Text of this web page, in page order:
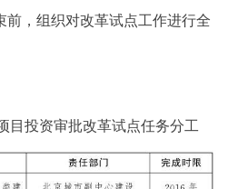
前，组织对改革试点工作进行全
目投资审批改革试点任务分工